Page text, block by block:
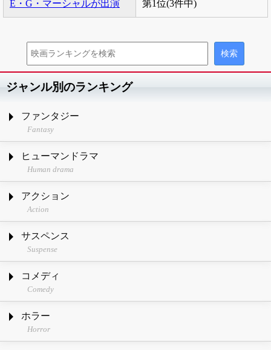
E・G・マーシャルが出演 第1位(3件中)
ジャンル別のランキング
ファンタジー
Fantasy
ヒューマンドラマ
Human drama
アクション
Action
サスペンス
Suspense
コメディ
Comedy
ホラー
Horror